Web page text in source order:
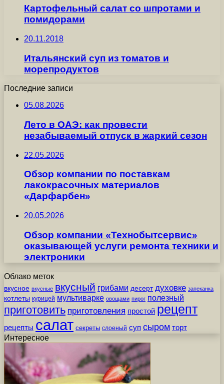
Картофельный салат со шпротами и
помидорами
20.11.2018
Итальянский суп из томатов и
морепродуктов
Последние записи
05.08.2026
Лето в ОАЭ: как провести
незабываемый отпуск в жаркий сезон
22.05.2026
Обзор компании по поставкам
лакокрасочных материалов
«Дарфарбен»
20.05.2026
Обзор компании «Технобытсервис»
оказывающей услуги ремонта техники и
электроники
Облако меток
вкусное вкусные вкусный грибами десерт духовке запеканка
котлеты курицей мультиварке овощами пирог полезный
приготовить приготовления простой рецепт
рецепты салат секреты слоеный суп сыром торт
Интересное